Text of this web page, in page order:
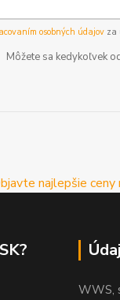
osobných údajovza
Môžete sa kedykoľvek
WWS,